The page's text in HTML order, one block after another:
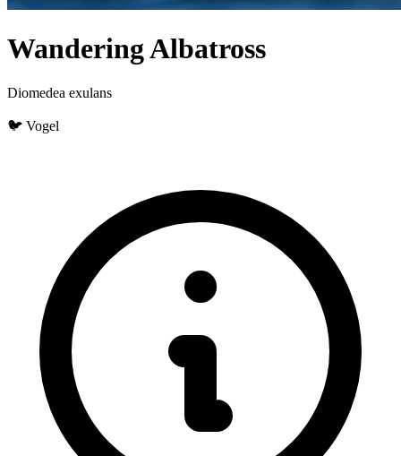
Wandering Albatross
Diomedea exulans
🐦 Vogel